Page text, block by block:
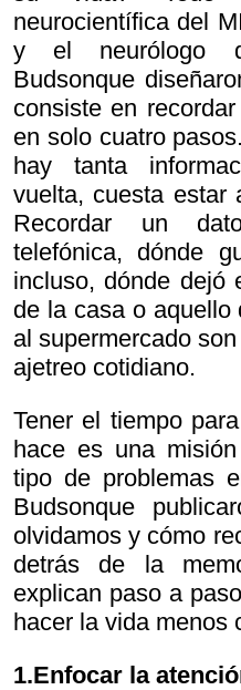
neurocientífica del
y el neurólogo
Budsonque
consiste en
en solo cuatro
hay tanta
vuelta, cuesta estar
Recordar un
telefónica, dónde
incluso, dónde dejó
de la casa o
al supermercado
ajetreo cotidiano.
Tener el tiempo
hace es una
tipo de problemas
Budsonque
olvidamos y cómo
detrás de la
explican paso a
hacer la vida menos
1.Enfocar la